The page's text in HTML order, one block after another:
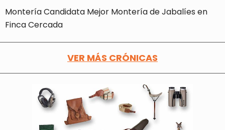
Montería Candidata Mejor Montería de Jabalíes en
Finca Cercada
VER MÁS CRÓNICAS